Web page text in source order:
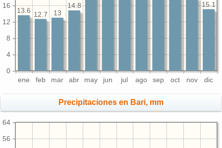
ene feb mar abr may jun jul ago sep oct nov dic
0
4
8
12
16 15.1
14.8
13
12.7
13.6
Precipitaciones en Bari, mm
56
64